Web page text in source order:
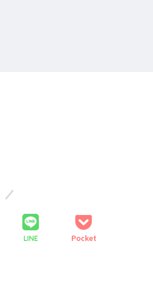
LINE Pocket